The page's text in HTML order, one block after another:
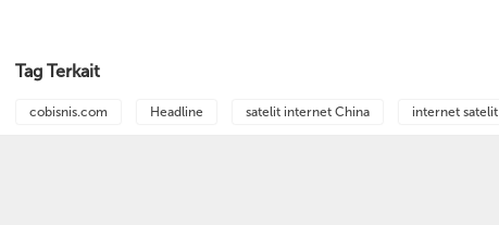
Tag Terkait
cobisnis.com Headline satelit internet China internet satelit